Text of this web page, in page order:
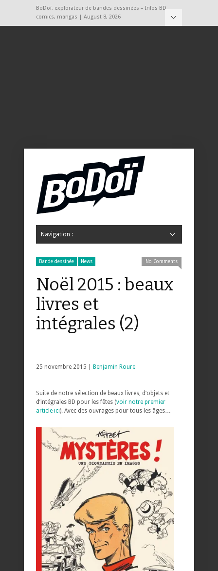
BoDoï, explorateur de bandes dessinées – Infos BD,
comics, mangas | August 8, 2026
Navigation :
Bande dessinée News No Comments
Noël 2015 : beaux
livres et
intégrales (2)
25 novembre 2015 | Benjamin Roure
Suite de notre sélection de beaux livres, d’objets et
d’intégrales BD pour les fêtes (voir notre premier
article ici). Avec des ouvrages pour tous les âges…